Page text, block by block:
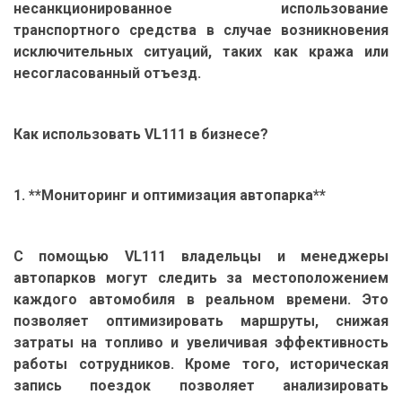
несанкционированное использование
транспортного средства в случае возникновения
исключительных ситуаций, таких как кража или
несогласованный отъезд.
Как использовать VL111 в бизнесе?
1. **Мониторинг и оптимизация автопарка**
С помощью VL111 владельцы и менеджеры
автопарков могут следить за местоположением
каждого автомобиля в реальном времени. Это
позволяет оптимизировать маршруты, снижая
затраты на топливо и увеличивая эффективность
работы сотрудников. Кроме того, историческая
запись поездок позволяет анализировать